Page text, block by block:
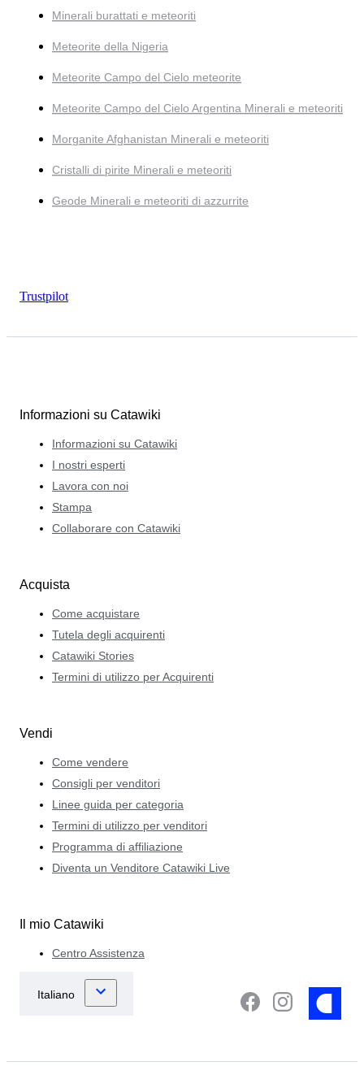
Minerali burattati e meteoriti
Meteorite della Nigeria
Meteorite Campo del Cielo meteorite
Meteorite Campo del Cielo Argentina Minerali e meteoriti
Morganite Afghanistan Minerali e meteoriti
Cristalli di pirite Minerali e meteoriti
Geode Minerali e meteoriti di azzurrite
Trustpilot
Informazioni su Catawiki
Informazioni su Catawiki
I nostri esperti
Lavora con noi
Stampa
Collaborare con Catawiki
Acquista
Come acquistare
Tutela degli acquirenti
Catawiki Stories
Termini di utilizzo per Acquirenti
Vendi
Come vendere
Consigli per venditori
Linee guida per categoria
Termini di utilizzo per venditori
Programma di affiliazione
Diventa un Venditore Catawiki Live
Il mio Catawiki
Centro Assistenza